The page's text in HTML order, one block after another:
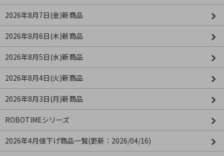
2026年8月7日(金)新商品
2026年8月6日(木)新商品
2026年8月5日(水)新商品
2026年8月4日(火)新商品
2026年8月3日(月)新商品
ROBOTIMEシリーズ
2026年4月値下げ商品一覧(更新：2026/04/16)